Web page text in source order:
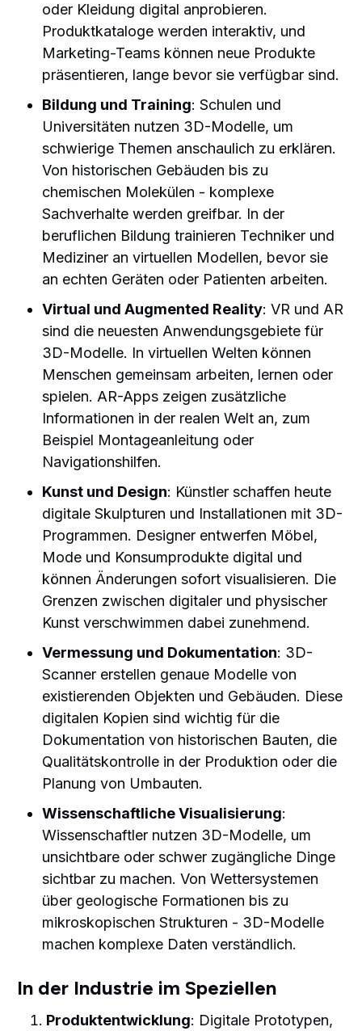
oder Kleidung digital anprobieren.
Produktkataloge werden interaktiv, und
Marketing-Teams können neue Produkte
präsentieren, lange bevor sie verfügbar sind.
Bildung und Training: Schulen und
Universitäten nutzen 3D-Modelle, um
schwierige Themen anschaulich zu erklären.
Von historischen Gebäuden bis zu
chemischen Molekülen - komplexe
Sachverhalte werden greifbar. In der
beruflichen Bildung trainieren Techniker und
Mediziner an virtuellen Modellen, bevor sie
an echten Geräten oder Patienten arbeiten.
Virtual und Augmented Reality: VR und AR
sind die neuesten Anwendungsgebiete für
3D-Modelle. In virtuellen Welten können
Menschen gemeinsam arbeiten, lernen oder
spielen. AR-Apps zeigen zusätzliche
Informationen in der realen Welt an, zum
Beispiel Montageanleitung oder
Navigationshilfen.
Kunst und Design: Künstler schaffen heute
digitale Skulpturen und Installationen mit 3D-
Programmen. Designer entwerfen Möbel,
Mode und Konsumprodukte digital und
können Änderungen sofort visualisieren. Die
Grenzen zwischen digitaler und physischer
Kunst verschwimmen dabei zunehmend.
Vermessung und Dokumentation: 3D-
Scanner erstellen genaue Modelle von
existierenden Objekten und Gebäuden. Diese
digitalen Kopien sind wichtig für die
Dokumentation von historischen Bauten, die
Qualitätskontrolle in der Produktion oder die
Planung von Umbauten.
Wissenschaftliche Visualisierung:
Wissenschaftler nutzen 3D-Modelle, um
unsichtbare oder schwer zugängliche Dinge
sichtbar zu machen. Von Wettersystemen
über geologische Formationen bis zu
mikroskopischen Strukturen - 3D-Modelle
machen komplexe Daten verständlich.
In der Industrie im Speziellen
Produktentwicklung: Digitale Prototypen,